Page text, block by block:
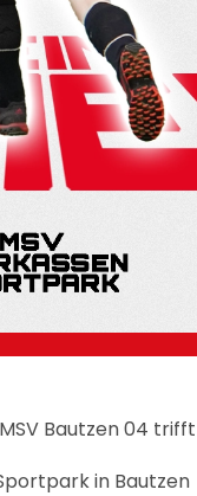
Bautzen 04 trifft
in Bautzen